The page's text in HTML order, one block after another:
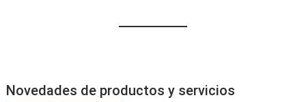
Novedades de productos y servicios